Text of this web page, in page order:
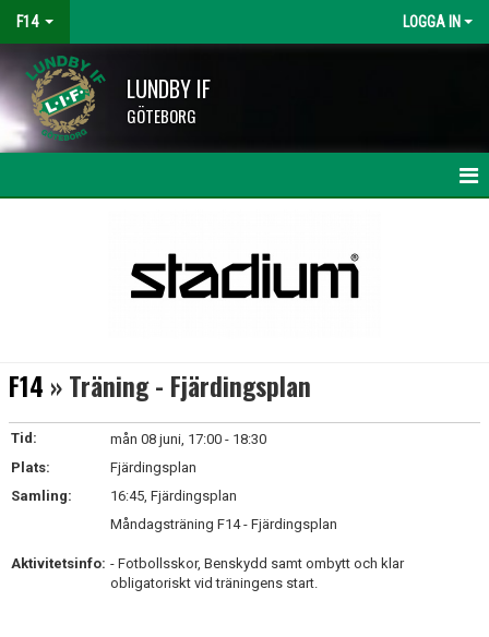
F14 LOGGA IN
LUNDBY IF
GÖTEBORG
DOKUMENT
F14 » Träning - Fjärdingsplan
Tid:
mån 08 juni, 17:00 - 18:30
Plats:
Fjärdingsplan
Samling:
16:45, Fjärdingsplan
Aktivitetsinfo:
Måndagsträning F14 - Fjärdingsplan
- Fotbollsskor, Benskydd samt ombytt och klar
obligatoriskt vid träningens start.